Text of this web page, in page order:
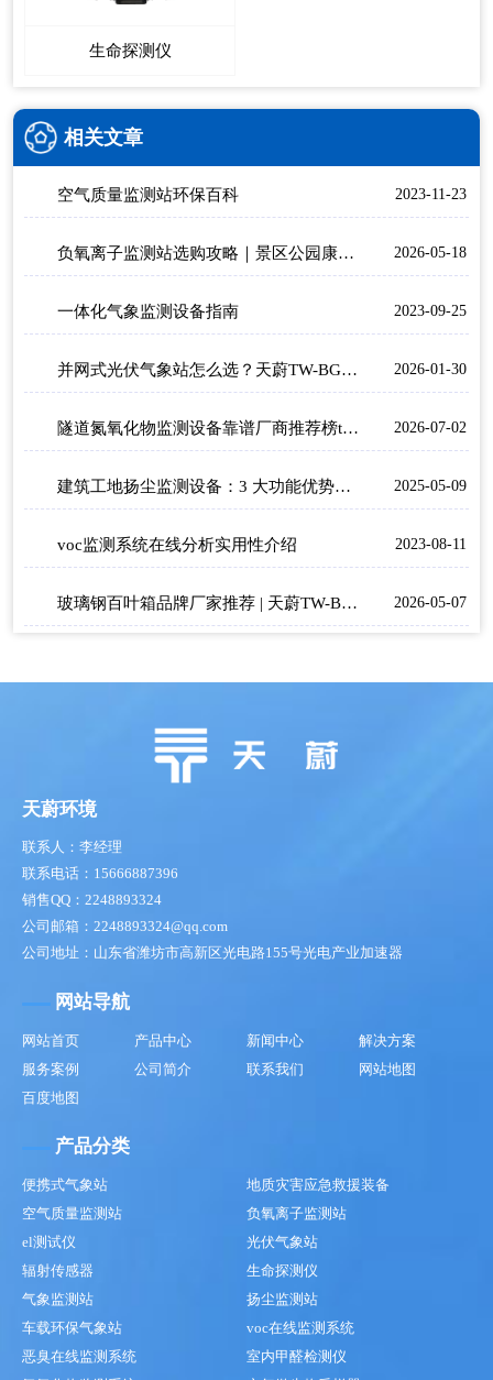
生命探测仪
相关文章
空气质量监测站环保百科 2023-11-23
负氧离子监测站选购攻略｜景区公园康养环境大屏款推荐 2026-05-18
一体化气象监测设备指南 2023-09-25
并网式光伏气象站怎么选？天蔚TW-BGF11热门款推荐 2026-01-30
隧道氮氧化物监测设备靠谱厂商推荐榜top3 2026-07-02
建筑工地扬尘监测设备：3 大功能优势守护绿色施工 2025-05-09
voc监测系统在线分析实用性介绍 2023-08-11
玻璃钢百叶箱品牌厂家推荐 | 天蔚TW-BLG1守护数据精准性 2026-05-07
天蔚环境
联系人：李经理
联系电话：15666887396
销售QQ：2248893324
公司邮箱：2248893324@qq.com
公司地址：山东省潍坊市高新区光电路155号光电产业加速器
网站导航
网站首页 产品中心 新闻中心
解决方案
服务案例
公司简介 联系我们
网站地图
百度地图
产品分类
便携式气象站
地质灾害应急救援装备
空气质量监测站
负氧离子监测站
el测试仪
光伏气象站
辐射传感器
生命探测仪
气象监测站
扬尘监测站
车载环保气象站
voc在线监测系统
恶臭在线监测系统
室内甲醛检测仪